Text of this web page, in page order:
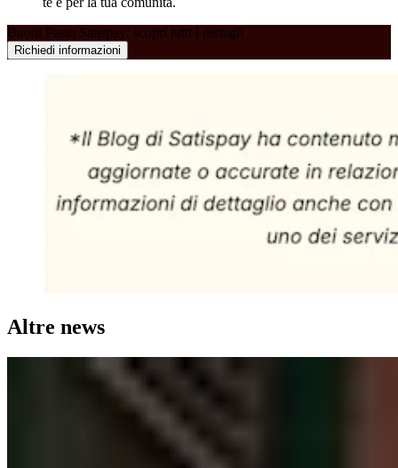
Buoni Pasto Satispay: scopri tutti i dettagli
Richiedi informazioni
Altre news